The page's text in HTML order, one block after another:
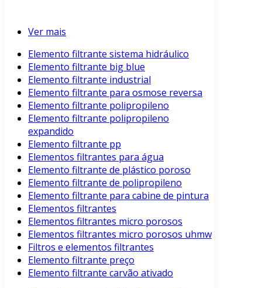
Ver mais
Elemento filtrante sistema hidráulico
Elemento filtrante big blue
Elemento filtrante industrial
Elemento filtrante para osmose reversa
Elemento filtrante polipropileno
Elemento filtrante polipropileno
expandido
Elemento filtrante pp
Elementos filtrantes para água
Elemento filtrante de plástico poroso
Elemento filtrante de polipropileno
Elemento filtrante para cabine de pintura
Elementos filtrantes
Elementos filtrantes micro porosos
Elementos filtrantes micro porosos uhmw
Filtros e elementos filtrantes
Elemento filtrante preço
Elemento filtrante carvão ativado